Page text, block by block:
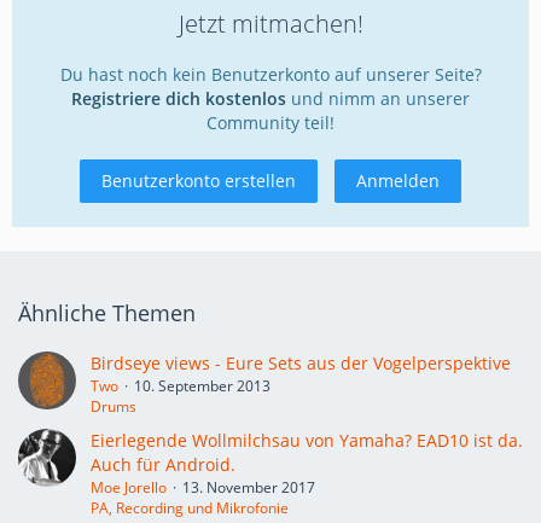
Jetzt mitmachen!
Du hast noch kein Benutzerkonto auf unserer Seite?
Registriere dich kostenlos und nimm an unserer
Community teil!
Benutzerkonto erstellen Anmelden
Ähnliche Themen
Birdseye views - Eure Sets aus der Vogelperspektive
Two
10. September 2013
Drums
Eierlegende Wollmilchsau von Yamaha? EAD10 ist da.
Auch für Android.
Moe Jorello
13. November 2017
PA, Recording und Mikrofonie